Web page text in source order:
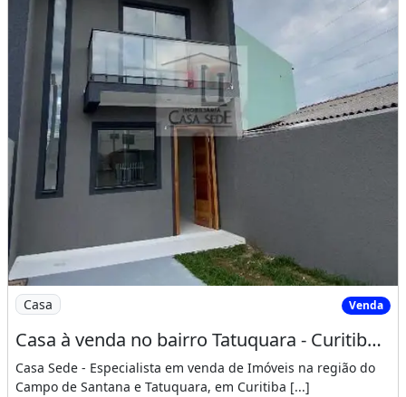
Imagem: Casa à venda no bairro Tatuquara - Curitiba/PR
Casa Venda
Casa à venda no bairro Tatuquara - Curitiba/PR
Casa Sede - Especialista em venda de Imóveis na região do
Campo de Santana e Tatuquara, em Curitiba [...]